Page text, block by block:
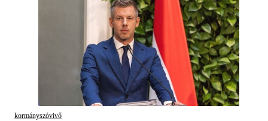
kormányszóvivő